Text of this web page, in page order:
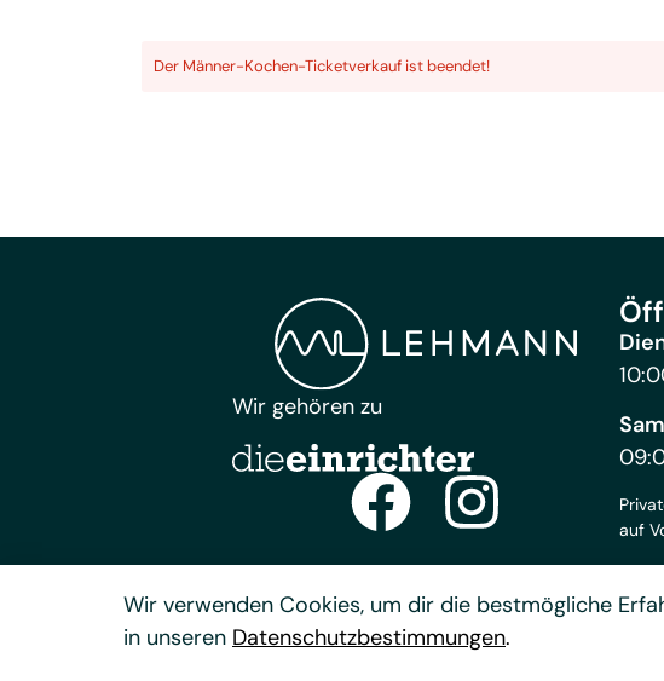
Der Männer-Kochen-Ticketverkauf ist beendet!
Wir gehören zu
auf
Wir verwenden Cookies, um dir die bestmögliche
in unseren Datenschutzbestimmungen.